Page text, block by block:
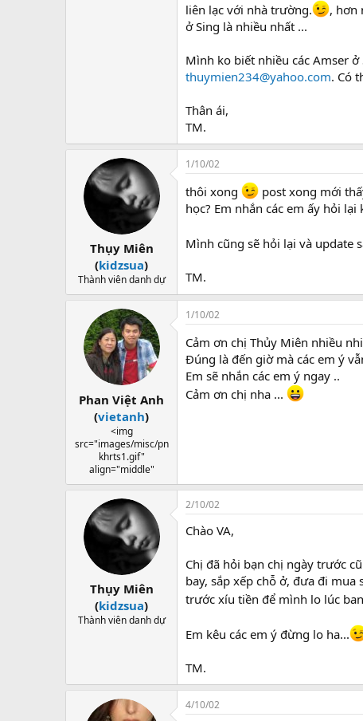
liên lạc với nhà trường.
, hơn
ở Sing là nhiều nhất ...
Mình ko biết nhiều các Amser
thuymien234@yahoo.com. Có
Thân ái,
TM.
Thụy Miên
(kidzsua)
Thành viên danh dự
1/10/02
thôi xong
post xong mới
học? Em nhắn các em ấy hỏi
Mình cũng sẽ hỏi lại và update
TM.
Phan Việt Anh
(vietanh)
<img
src="images/misc/pn
khrts1.gif"
align="middle"
1/10/02
Cảm ơn chị Thủy Miên nhiều
Đúng là đến giờ mà các em ý
Em sẽ nhắn các em ý ngay ..
Cảm ơn chị nha ...
Thụy Miên
(kidzsua)
Thành viên danh dự
2/10/02
Chào VA,
Chị đã hỏi bạn chị ngày trước
bay, sắp xếp chỗ ở, đưa đi
trước xíu tiền để mình lo lúc
Em kêu các em ý đừng lo ha...
TM.
4/10/02